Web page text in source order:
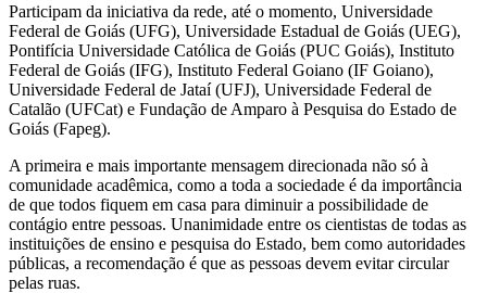
Participam da iniciativa da rede, até o momento, Universidade
Federal de Goiás (UFG), Universidade Estadual de Goiás (UEG),
Pontifícia Universidade Católica de Goiás (PUC Goiás), Instituto
Federal de Goiás (IFG), Instituto Federal Goiano (IF Goiano),
Universidade Federal de Jataí (UFJ), Universidade Federal de
Catalão (UFCat) e Fundação de Amparo à Pesquisa do Estado de
Goiás (Fapeg).
A primeira e mais importante mensagem direcionada não só à
comunidade acadêmica, como a toda a sociedade é da importância
de que todos fiquem em casa para diminuir a possibilidade de
contágio entre pessoas. Unanimidade entre os cientistas de todas as
instituições de ensino e pesquisa do Estado, bem como autoridades
públicas, a recomendação é que as pessoas devem evitar circular
pelas ruas.